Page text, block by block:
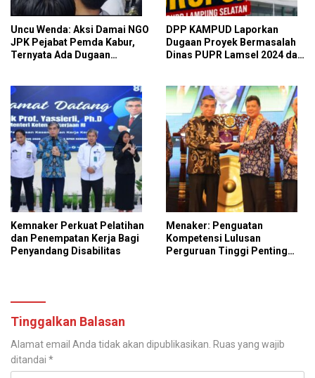
Uncu Wenda: Aksi Damai NGO
JPK Pejabat Pemda Kabur,
Ternyata Ada Dugaan
DPP KAMPUD Laporkan
Dugaan Proyek Bermasalah
Dinas PUPR Lamsel 2024 dan
Kemnaker Perkuat Pelatihan
dan Penempatan Kerja Bagi
Penyandang Disabilitas
Menaker: Penguatan
Kompetensi Lulusan
Perguruan Tinggi Penting
Tinggalkan Balasan
Alamat email Anda tidak akan dipublikasikan. Ruas yang wajib
ditandai *